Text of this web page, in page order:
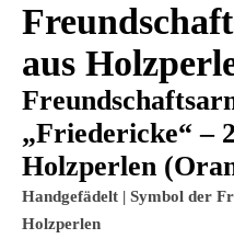
aus
„Friedericke“ –
Holzperlen
Handgefädelt | Symbol der
Holzperlen